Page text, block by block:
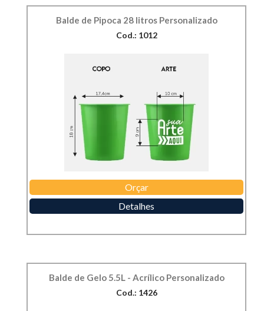
Balde de Pipoca 28 litros Personalizado
Cod.: 1012
Orçar
Detalhes
Balde de Gelo 5.5L - Acrílico Personalizado
Cod.: 1426